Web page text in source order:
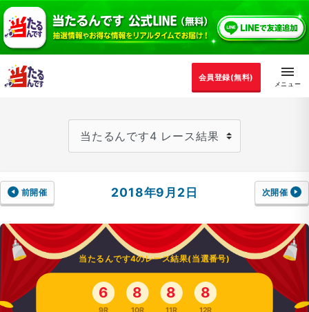
会員登録(無料)
前開催 2018年9月2日 次開催
当たるんです4のレース結果(当選番号)
6
9R
8
10R
8
11R
8
12R